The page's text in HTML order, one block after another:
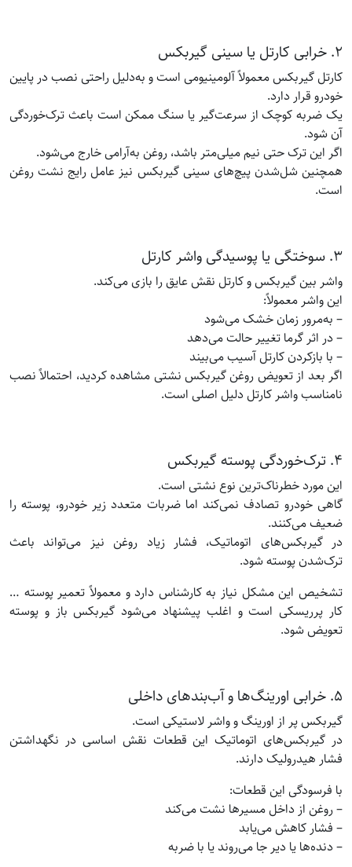
۲. خرابی کارتل یا سینی گیربکس
کارتل گیربکس معمولاً آلومینیومی است و به‌دلیل راحتی نصب در پایین
خودرو قرار دارد.
یک ضربه کوچک از سرعت‌گیر یا سنگ ممکن است باعث ترک‌خوردگی
آن شود.
اگر این ترک حتی نیم میلی‌متر باشد، روغن به‌آرامی خارج می‌شود.
همچنین شل‌شدن پیچ‌های سینی گیربکس نیز عامل رایج نشت روغن
است.
۳. سوختگی یا پوسیدگی واشر کارتل
واشر بین گیربکس و کارتل نقش عایق را بازی می‌کند.
این واشر معمولاً:
– به‌مرور زمان خشک می‌شود
– در اثر گرما تغییر حالت می‌دهد
– با بازکردن کارتل آسیب می‌بیند
اگر بعد از تعویض روغن گیربکس نشتی مشاهده کردید، احتمالاً نصب
نامناسب واشر کارتل دلیل اصلی است.
۴. ترک‌خوردگی پوسته گیربکس
این مورد خطرناک‌ترین نوع نشتی است.
گاهی خودرو تصادف نمی‌کند اما ضربات متعدد زیر خودرو، پوسته را
ضعیف می‌کنند.
در گیربکس‌های اتوماتیک، فشار زیاد روغن نیز می‌تواند باعث
ترک‌شدن پوسته شود.
تشخیص این مشکل نیاز به کارشناس دارد و معمولاً تعمیر پوسته …
کار پرریسکی است و اغلب پیشنهاد می‌شود گیربکس باز و پوسته
تعویض شود.
۵. خرابی اورینگ‌ها و آب‌بندهای داخلی
گیربکس پر از اورینگ و واشر لاستیکی است.
در گیربکس‌های اتوماتیک این قطعات نقش اساسی در نگهداشتن
فشار هیدرولیک دارند.
با فرسودگی این قطعات:
– روغن از داخل مسیرها نشت می‌کند
– فشار کاهش می‌یابد
– دنده‌ها یا دیر جا می‌روند یا با ضربه